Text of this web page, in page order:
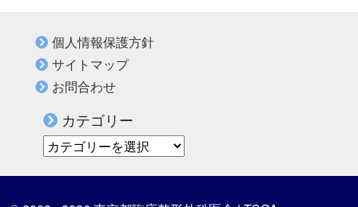
個人情報保護方針
サイトマップ
お問合わせ
カテゴリー
カテゴリー